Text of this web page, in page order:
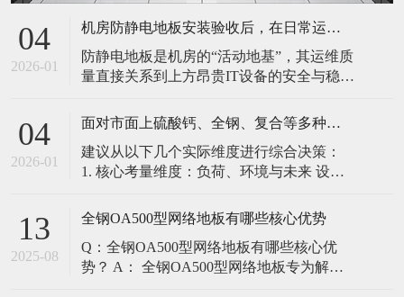
04
2026-01
机房防静电地板安装验收后，在日常运维中常常被忽视。请问，一套规范的、可操作的维护规程应包含哪些内容？有哪些“小问题”若不及时处理，会演变成“大故障”？
防静电地板是机房的“活动地基”，其运维质
量直接关系到上方昂贵IT设备的安全与稳
修，是保障其长期可靠的关键。 1. 建立分
由值班工程师执行）： 观： 巡检时观察地
面有无明显的水渍、油污或其它液体泼
04
2026-01
面对市面上硫酸钙、全钢、复合等多种类型的机房防静电地板，我们该如何科学选型？除了预算，更应该从哪些实际维度进行考量，以避免“过度配置”或“配置不足”？
建议从以下几个实际维度进行综合决策：
1. 核心考量维度：负荷、环境与未来 设备
您必须计算机房规划区域内最重设备的单
点载荷（通常指服务器机柜的支脚压
力）。 轻型机房（标准服务器/网络柜）：
单点载荷通常在1960N，主流的优质复合地
13
2025-08
全钢OA500型网络地板有哪些核心优势
Q：全钢OA500型网络地板有哪些核心优
势？ A： 全钢OA500型网络地板专为解决